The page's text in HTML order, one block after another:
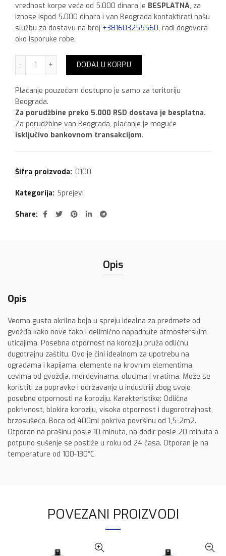
vrednost korpe veća od 5.000 dinara je BESPLATNA, za
iznose ispod 5.000 dinara i van Beograda kontaktirati našu
službu za dostavu na broj +381603255560, radi dogovora
oko isporuke robe.
Sprej Antik 400 ml,Gvozdje količina
DODAJ U KORPU
Plaćanje pouzećem dostupno je samo za teritoriju
Beograda.
Za porudžbine preko 5.000 RSD dostava je besplatna.
Za porudžbine van Beograda, plaćanje je moguće
isključivo bankovnom transakcijom.
Šifra proizvoda: 0100
Kategorija: Sprejevi
Share
Opis
Opis
Veoma gusta akrilna boja u spreju idealna za predmete od
gvožđa kako nove tako i delimično napadnute atmosferskim
uticajima. Posebna otpornost na koroziju pruža odličnu
dugotrajnu zaštitu. Ovo je čini idealnom za upotrebu na
ogradama i kapijama, elemente na krovnim elementima,
cevima od gvoždja, merdevinama, olucima i vratima. Može se
koristiti za popravke i održavanje u industriji zbog svoje
posebne otpornosti na koroziju. Karakteristike: Odlična
pokrivnost, blokira koroziju, visoka otpornost i dugorotrajnost,
brzosušeća. Boca od 400ml pokriva površinu od 1,5-2m2.
Otporan na prašinu posle 10 minuta, na dodir posle 20 minuta a
potpuno sušenje se postiže u roku od 24 časa. Otporan je na
temperature od 100-130°C.
POVEZANI PROIZVODI